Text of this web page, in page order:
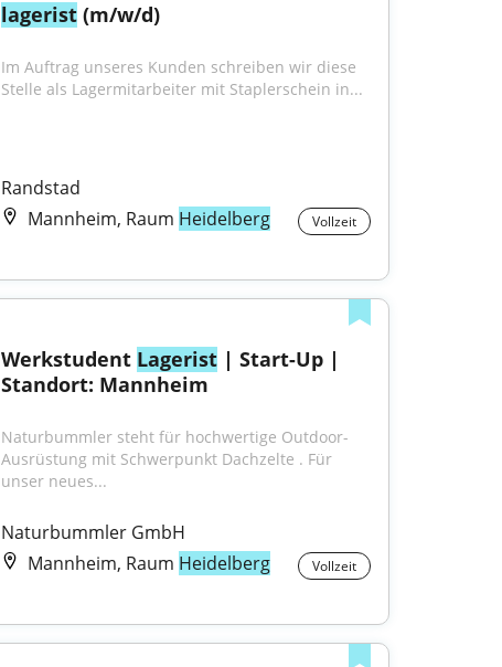
lagerist (m/w/d)
Im Auftrag unseres Kunden schreiben wir diese
Stelle als Lagermitarbeiter mit Staplerschein in...
Randstad
Mannheim, Raum Heidelberg Vollzeit
Werkstudent Lagerist | Start-Up |
Standort: Mannheim
Naturbummler steht für hochwertige Outdoor-
Ausrüstung mit Schwerpunkt Dachzelte . Für
unser neues...
Naturbummler GmbH
Mannheim, Raum Heidelberg Vollzeit